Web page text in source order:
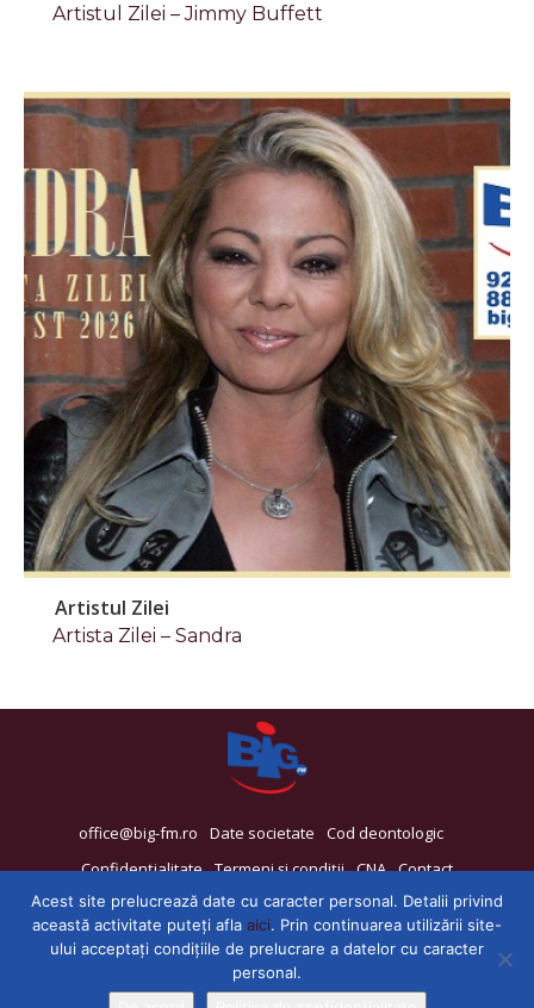
Artistul Zilei – Jimmy Buffett
Artistul Zilei
Artista Zilei – Sandra
office@big-fm.ro Date societate
Cod deontologic
Confidențialitate Termeni și condiții CNA Contact
Acest site prelucrează date cu caracter personal. Detalii privind
această activitate puteți afla aici. Prin continuarea utilizării site-
ului acceptați condițiile de prelucrare a datelor cu caracter
personal.